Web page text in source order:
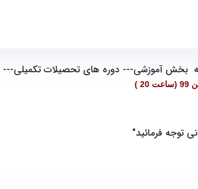
بخش آموزشی--- دوره های تحصیلات تکمیلی---
توجه فرمائید"